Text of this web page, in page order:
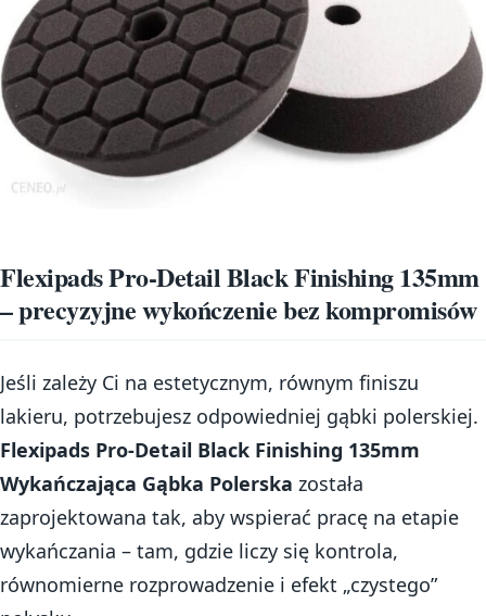
Flexipads Pro-Detail Black Finishing 135mm
– precyzyjne wykończenie bez kompromisów
Jeśli zależy Ci na estetycznym, równym finiszu
lakieru, potrzebujesz odpowiedniej gąbki polerskiej.
Flexipads Pro-Detail Black Finishing 135mm
Wykańczająca Gąbka Polerska została
zaprojektowana tak, aby wspierać pracę na etapie
wykańczania – tam, gdzie liczy się kontrola,
równomierne rozprowadzenie i efekt „czystego”